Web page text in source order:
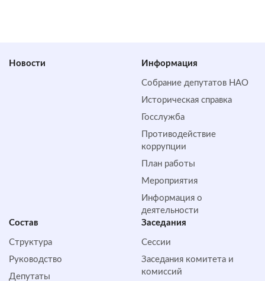
Новости Информация
Собрание депутатов НАО
Историческая справка
Госслужба
Противодействие
коррупции
План работы
Мероприятия
Информация о
деятельности
Состав
Структура
Руководство
Депутаты
Заседания
Сессии
Заседания комитета и
комиссий